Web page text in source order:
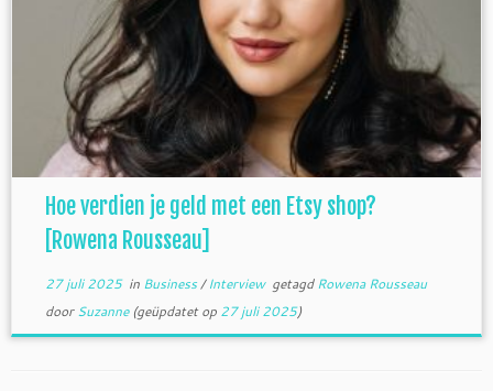
Hoe verdien je geld met een Etsy shop?
[Rowena Rousseau]
27 juli 2025in Business/Interview getagdRowena Rousseau
doorSuzanne(geüpdatet op 27 juli 2025)